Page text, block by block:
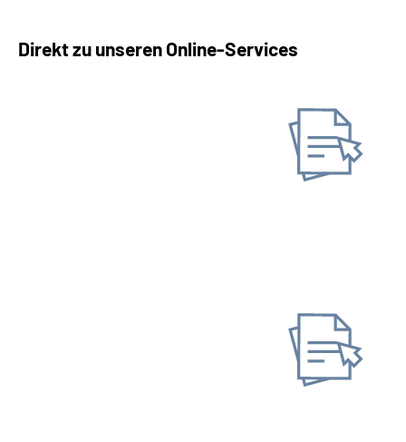
Direkt zu unseren Online-Services